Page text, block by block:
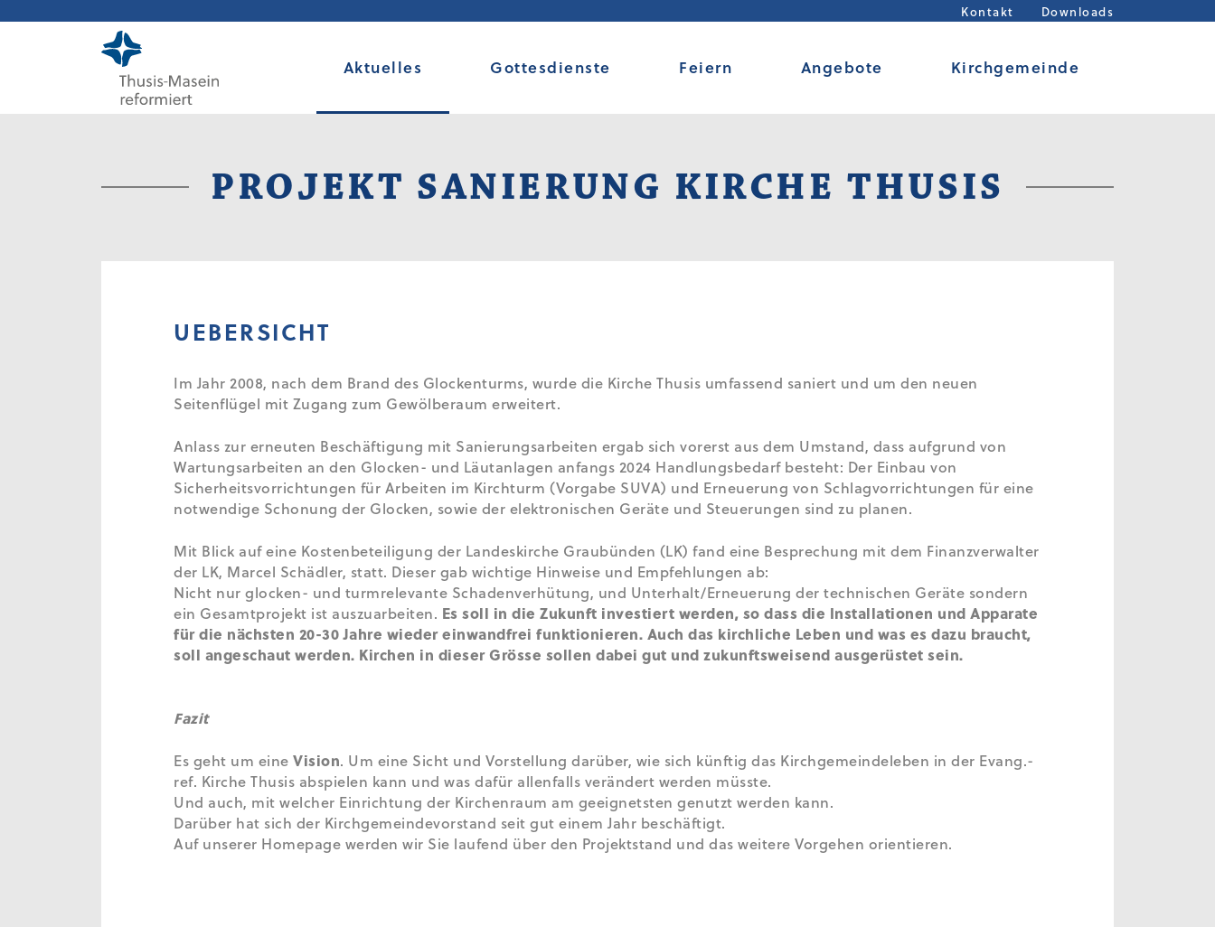
Kontakt Downloads
Aktuelles Gottesdienste Feiern Angebote Kirchgemeinde
PROJEKT SANIERUNG KIRCHE THUSIS
UEBERSICHT
Im Jahr 2008, nach dem Brand des Glockenturms, wurde die Kirche Thusis umfassend saniert und um den neuen
Seitenflügel mit Zugang zum Gewölberaum erweitert.
Anlass zur erneuten Beschäftigung mit Sanierungsarbeiten ergab sich vorerst aus dem Umstand, dass aufgrund von
Wartungsarbeiten an den Glocken- und Läutanlagen anfangs 2024 Handlungsbedarf besteht: Der Einbau von
Sicherheitsvorrichtungen für Arbeiten im Kirchturm (Vorgabe SUVA) und Erneuerung von Schlagvorrichtungen für eine
notwendige Schonung der Glocken, sowie der elektronischen Geräte und Steuerungen sind zu planen.
Mit Blick auf eine Kostenbeteiligung der Landeskirche Graubünden (LK) fand eine Besprechung mit dem Finanzverwalter
der LK, Marcel Schädler, statt. Dieser gab wichtige Hinweise und Empfehlungen ab:
Nicht nur glocken- und turmrelevante Schadenverhütung, und Unterhalt/Erneuerung der technischen Geräte sondern
ein Gesamtprojekt ist auszuarbeiten. Es soll in die Zukunft investiert werden, so dass die Installationen und Apparate
für die nächsten 20-30 Jahre wieder einwandfrei funktionieren. Auch das kirchliche Leben und was es dazu braucht,
soll angeschaut werden. Kirchen in dieser Grösse sollen dabei gut und zukunftsweisend ausgerüstet sein.
Fazit
Es geht um eine Vision. Um eine Sicht und Vorstellung darüber, wie sich künftig das Kirchgemeindeleben in der Evang.-
ref. Kirche Thusis abspielen kann und was dafür allenfalls verändert werden müsste.
Und auch, mit welcher Einrichtung der Kirchenraum am geeignetsten genutzt werden kann.
Darüber hat sich der Kirchgemeindevorstand seit gut einem Jahr beschäftigt.
Auf unserer Homepage werden wir Sie laufend über den Projektstand und das weitere Vorgehen orientieren.